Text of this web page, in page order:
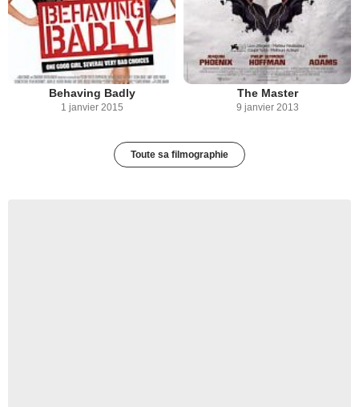
Behaving Badly
1 janvier 2015
The Master
9 janvier 2013
Toute sa filmographie